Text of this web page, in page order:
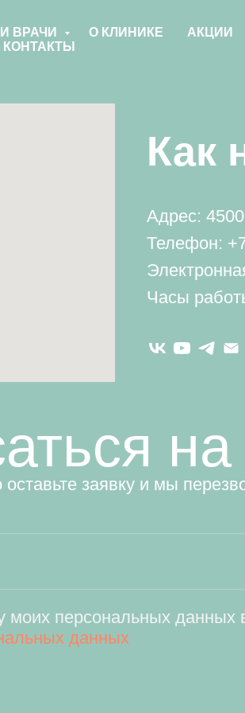
ВРАЧИ О КЛИНИКЕ
АКЦИИ
КОНТАКТЫ
Как
Адрес:
Телефон:
Часы
персональных данных
данных
оставьте заявку и мы